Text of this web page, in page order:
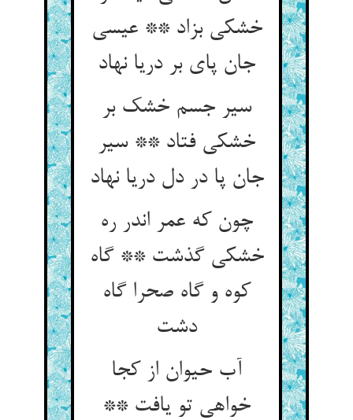
خشکی بزاد ** عیسی
جان پای بر دریا نهاد
سیر جسم خشک بر
خشکی فتاد ** سیر
جان پا در دل دریا نهاد
چون که عمر اندر ره
خشکی گذشت ** گاه
کوه و گاه صحرا گاه
آب حیوان از کجا
خواهی تو یافت **